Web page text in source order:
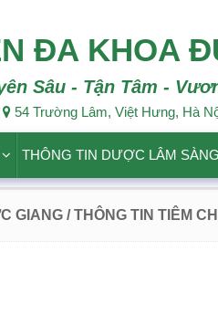
ĐA KHOA
Sâu - Tận Tâm -
54 Trường Lâm, Việt Hưng, Hà
THÔNG TIN DƯỢC LÂM SÀNG
GIANG / THÔNG TIN TIÊM